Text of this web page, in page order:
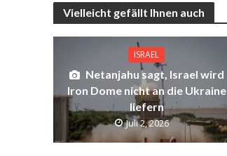
Vielleicht gefällt Ihnen auch
ISRAEL
Netanjahu sagt, Israel wird
Iron Dome nicht an die Ukraine
liefern
Juli 2, 2026